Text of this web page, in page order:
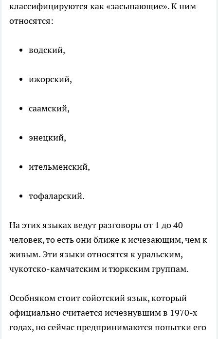
классифицируются как «засыпающие». К ним
относятся:
водский,
ижорский,
саамский,
энецкий,
ительменский,
тофаларский.
На этих языках ведут разговоры от 1 до 40
человек, то есть они ближе к исчезающим, чем к
живым. Эти языки относятся к уральским,
чукотско-камчатским и тюркским группам.
Особняком стоит сойотский язык, который
официально считается исчезнувшим в 1970-х
годах, но сейчас предпринимаются попытки его